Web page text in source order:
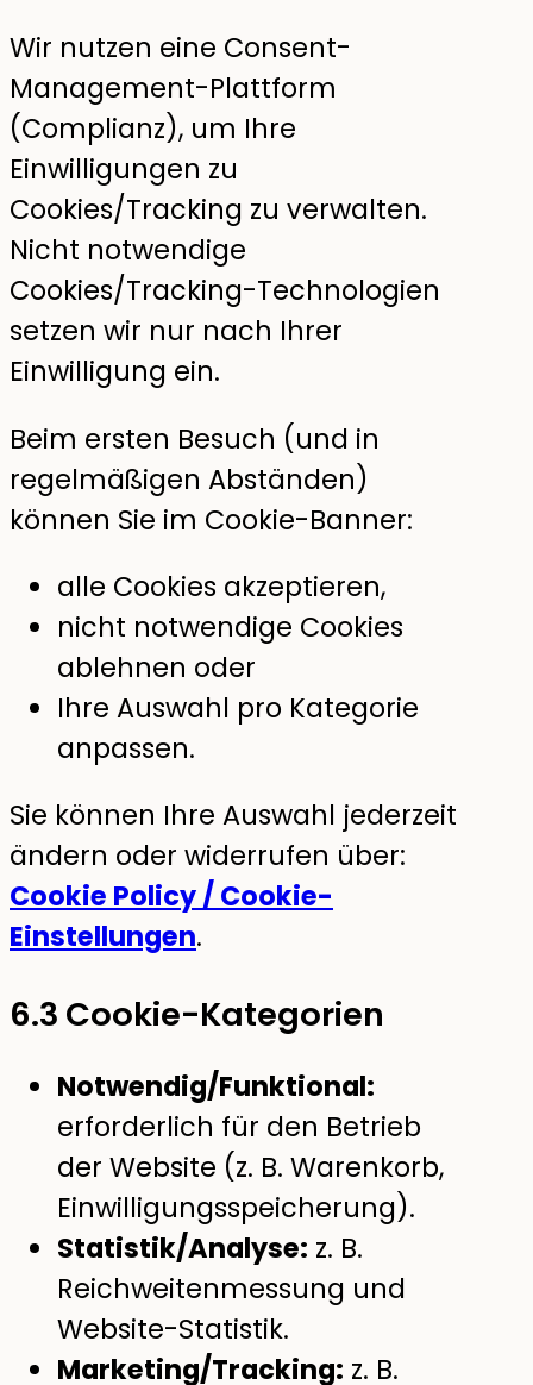
Wir nutzen eine Consent-
Management-Plattform
(Complianz), um Ihre
Einwilligungen zu
Cookies/Tracking zu verwalten.
Nicht notwendige
Cookies/Tracking-Technologien
setzen wir nur nach Ihrer
Einwilligung ein.
Beim ersten Besuch (und in
regelmäßigen Abständen)
können Sie im Cookie-Banner:
alle Cookies akzeptieren,
nicht notwendige Cookies
ablehnen oder
Ihre Auswahl pro Kategorie
anpassen.
Sie können Ihre Auswahl jederzeit
ändern oder widerrufen über:
Cookie Policy / Cookie-
Einstellungen.
6.3 Cookie-Kategorien
Notwendig/Funktional:
erforderlich für den Betrieb
der Website (z. B. Warenkorb,
Einwilligungsspeicherung).
Statistik/Analyse: z. B.
Reichweitenmessung und
Website-Statistik.
Marketing/Tracking: z. B.